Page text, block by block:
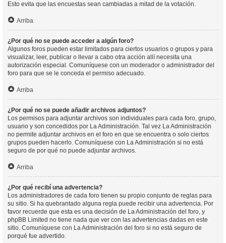
Esto evita que las encuestas sean cambiadas a mitad de la votación.
Arriba
¿Por qué no se puede acceder a algún foro?
Algunos foros pueden estar limitados para ciertos usuarios o grupos y para
visualizar, leer, publicar o llevar a cabo otra acción allí necesita una
autorización especial. Comuníquese con un moderador o administrador del
foro para que se le conceda el permiso adecuado.
Arriba
¿Por qué no se puede añadir archivos adjuntos?
Los permisos para adjuntar archivos son individuales para cada foro, grupo,
usuario y son concedidos por La Administración. Tal vez La Administración
no permite adjuntar archivos en el foro en que se encuentra o solo ciertos
grupos pueden hacerlo. Comuníquese con La Administración si no está
seguro de por qué no puede adjuntar archivos.
Arriba
¿Por qué recibí una advertencia?
Los administradores de cada foro tienen su propio conjunto de reglas para
su sitio. Si ha quebrantado alguna regla puede recibir una advertencia. Por
favor recuerde que esta es una decisión de La Administración del foro, y
phpBB Limited no tiene nada que ver con las advertencias dadas en este
sitio. Comuníquese con La Administración del foro si no está seguro de
porqué fue advertido.